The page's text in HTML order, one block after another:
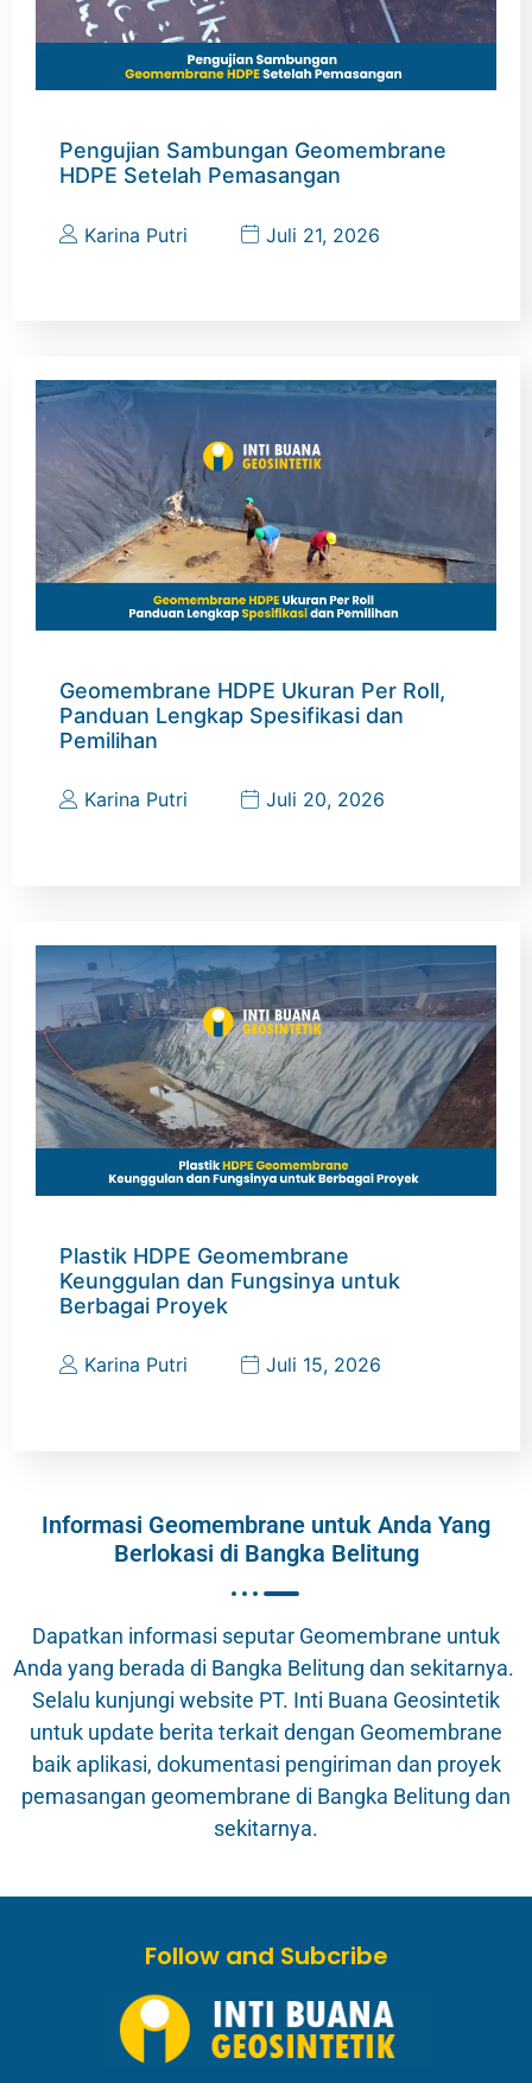
Pengujian Sambungan Geomembrane
HDPE Setelah Pemasangan
Karina Putri Juli 21, 2026
Geomembrane HDPE Ukuran Per Roll,
Panduan Lengkap Spesifikasi dan
Pemilihan
Karina Putri Juli 20, 2026
Plastik HDPE Geomembrane
Keunggulan dan Fungsinya untuk
Berbagai Proyek
Karina Putri Juli 15, 2026
Informasi Geomembrane untuk Anda Yang
Berlokasi di Bangka Belitung
Dapatkan informasi seputar Geomembrane untuk
Anda yang berada di Bangka Belitung dan sekitarnya.
Selalu kunjungi website PT. Inti Buana Geosintetik
untuk update berita terkait dengan Geomembrane
baik aplikasi, dokumentasi pengiriman dan proyek
pemasangan geomembrane di Bangka Belitung dan
sekitarnya.
Follow and Subcribe